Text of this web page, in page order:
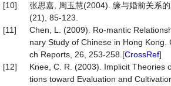
[10]
张思嘉, 周玉慧(2004). 缘与婚前关系
(21), 85-123.
[11]
Chen, L. (2009). Ro-mantic
nary Study of Chinese in Hong Kong.
ch Reports, 26, 253-258.[CrossRef]
[12]
Knee, C. R. (2003). Implicit Theories
tions toward Evaluation and